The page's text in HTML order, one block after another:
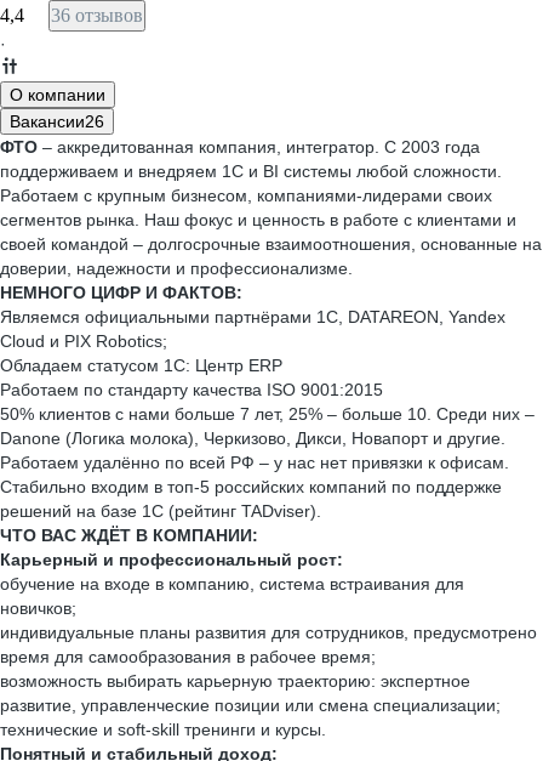
4,4 36 отзывов
·
О компании
Вакансии26
ФТО – аккредитованная компания, интегратор. С 2003 года
поддерживаем и внедряем 1С и BI системы любой сложности.
Работаем с крупным бизнесом, компаниями-лидерами своих
сегментов рынка. Наш фокус и ценность в работе с клиентами и
своей командой – долгосрочные взаимоотношения, основанные на
доверии, надежности и профессионализме.
НЕМНОГО ЦИФР И ФАКТОВ:
Являемся официальными партнёрами 1С, DATAREON, Yandex
Cloud и PIX Robotics;
Обладаем статусом 1С: Центр ERP
Работаем по стандарту качества ISO 9001:2015
50% клиентов с нами больше 7 лет, 25% – больше 10. Среди них –
Danone (Логика молока), Черкизово, Дикси, Новапорт и другие.
Работаем удалённо по всей РФ – у нас нет привязки к офисам.
Стабильно входим в топ-5 российских компаний по поддержке
решений на базе 1С (рейтинг TADviser).
ЧТО ВАС ЖДЁТ В КОМПАНИИ:
Карьерный и профессиональный рост:
обучение на входе в компанию, система встраивания для
новичков;
индивидуальные планы развития для сотрудников, предусмотрено
время для самообразования в рабочее время;
возможность выбирать карьерную траекторию: экспертное
развитие, управленческие позиции или смена специализации;
технические и soft-skill тренинги и курсы.
Понятный и стабильный доход: